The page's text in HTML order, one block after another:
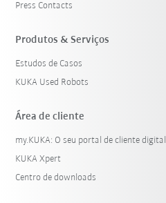
Resetar filtro
Press Contacts
Produtos & Serviços
Estudos de Casos
KUKA Used Robots
Área de cliente
my.KUKA: O seu portal de cliente digital
KUKA Xpert
Centro de downloads